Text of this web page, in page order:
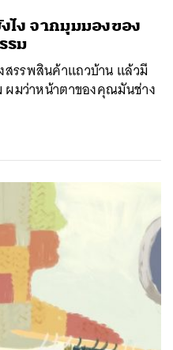
ไง จากมุมมองของ
รม
รรพสินค้าแถวบ้าน แล้วมี
ผมว่าหน้าตาของคุณมันช่าง